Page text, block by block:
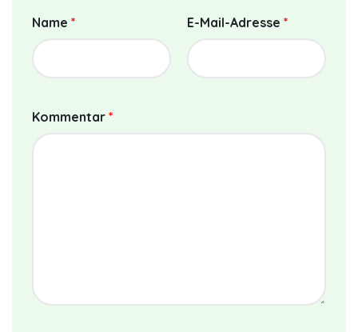
Name * E-Mail-Adresse *
Kommentar *